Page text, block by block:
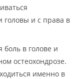
головы и с права в
боль в голове и
остеохондрозе.
именно в